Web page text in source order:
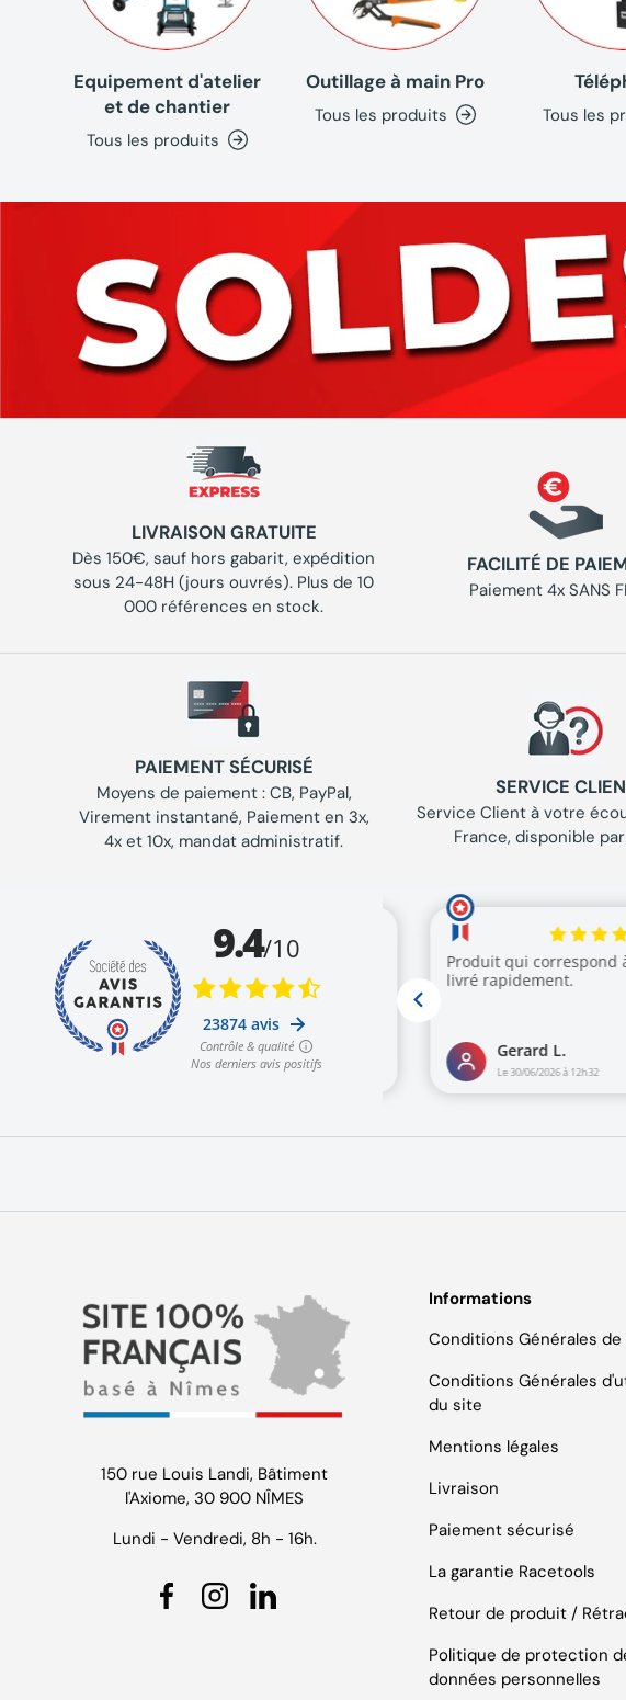
Equipement d'atelier
et de chantier
Tous les produits
Outillage à main Pro
Tous les produits Tous les
LIVRAISON GRATUITE
Dès 150€, sauf hors gabarit, expédition
sous 24-48H (jours ouvrés). Plus de 10
000 références en stock.
FACILITÉ DE
Paiement 4x SANS
PAIEMENT SÉCURISÉ
Moyens de paiement : CB, PayPal,
Virement instantané, Paiement en 3x,
4x et 10x, mandat administratif.
SERVICE
Service Client à votre
France, disponible par
150 rue Louis Landi, Bâtiment
l'Axiome, 30 900 NÎMES
Lundi - Vendredi, 8h - 16h.
FacebookInstagramLinkedin
Informations
Conditions Générales de
Conditions Générales
du site
Mentions légales
Livraison
Paiement sécurisé
La garantie Racetools
Retour de produit /
Politique de protection
données personnelles